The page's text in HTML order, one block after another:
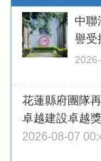
中
譽受
花蓮縣府團隊
卓越建設卓越獎
2026-08-07